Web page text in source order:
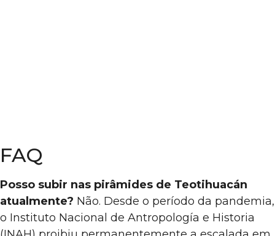
FAQ
Posso subir nas pirâmides de Teotihuacán
atualmente? Não. Desde o período da pandemia,
o Instituto Nacional de Antropología e Historia